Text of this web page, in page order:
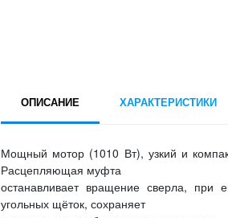
ОПИСАНИЕ ХАРАКТЕРИСТИКИ
Мощный мотор (1010 Вт), узкий и
Расцепляющая муфта
останавливает вращение сверла, при
угольных щёток, сохраняет